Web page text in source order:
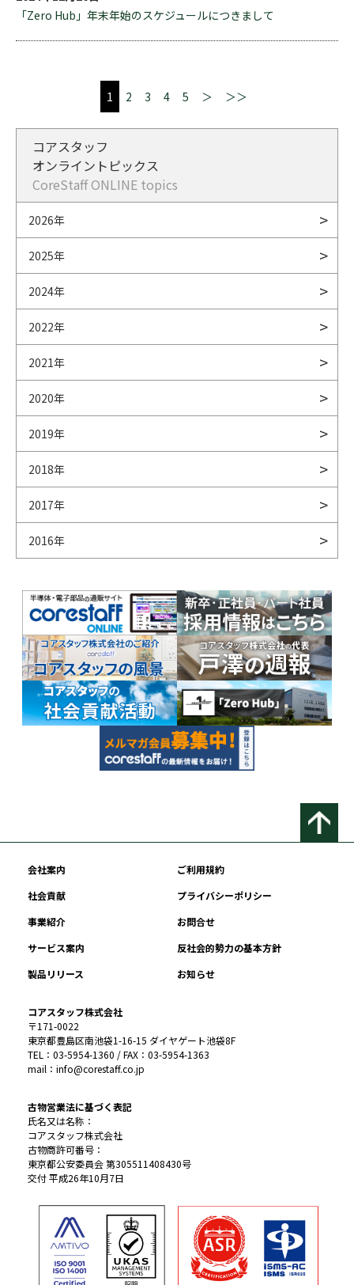
「Zero Hub」年末年始のスケジュールにつきまして
1 2 3 4 5 ＞ ＞＞
コアスタッフ
オンライントピックス
CoreStaff ONLINE topics
2026年
2025年
2024年
2022年
2021年
2020年
2019年
2018年
2017年
2016年
会社案内
ご利用規約
社会貢献
プライバシーポリシー
事業紹介
お問合せ
サービス案内
反社会的勢力の基本方針
製品リリース
お知らせ
コアスタッフ株式会社
〒171-0022
東京都豊島区南池袋1-16-15 ダイヤゲート池袋8F
TEL：03-5954-1360 / FAX：03-5954-1363
mail：info@corestaff.co.jp
古物営業法に基づく表記
氏名又は名称：
コアスタッフ株式会社
古物商許可番号：
東京都公安委員会 第305511408430号
交付 平成26年10月7日